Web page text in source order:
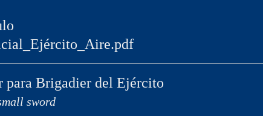
para Brigadier del Ejército
sword